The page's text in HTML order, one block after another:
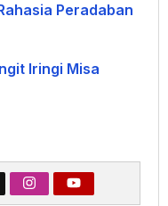
Peradaban
Iringi Misa